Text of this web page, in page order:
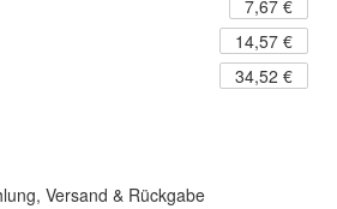
7,67 €
14,57 €
34,52 €
Versand & Rückgabe